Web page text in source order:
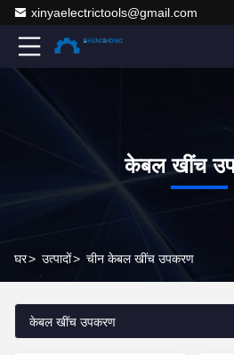
xinyaelectrictools@gmail.com
केबल खींच
घर> उत्पादों> चीन केबल खींच उपकरण
केबल खींच उपकरण